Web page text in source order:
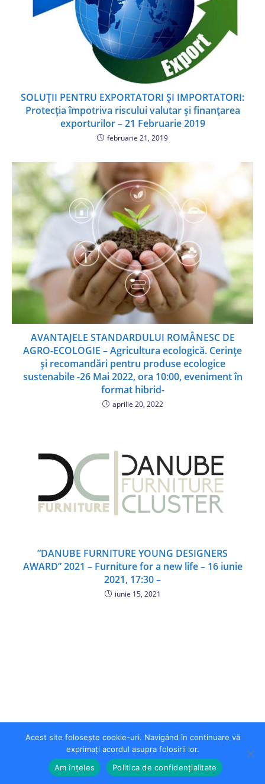
SOLUȚII PENTRU EXPORTATORI ȘI IMPORTATORI:
Protecția împotriva riscului valutar și finanțarea
exporturilor – 21 Februarie 2019
februarie 21, 2019
AVANTAJELE STANDARDULUI ROMÂNESC DE
AGRO-ECOLOGIE – Agricultura ecologică. Cerințe
și recomandări pentru produse ecologice
sustenabile -26 Mai 2022, ora 10:00, eveniment în
format hibrid-
aprilie 20, 2022
”DANUBE FURNITURE YOUNG DESIGNERS
AWARD” 2021 – Furniture for a new life – 16 iunie
2021, 17:30 –
iunie 15, 2021
Copyright 2026 - USH Pro Business
Acest site folosește cookie-uri. Navigând în continuare vă
exprimați acordul asupra folosirii lor.
Am înțeles
Politica de confidențialitate